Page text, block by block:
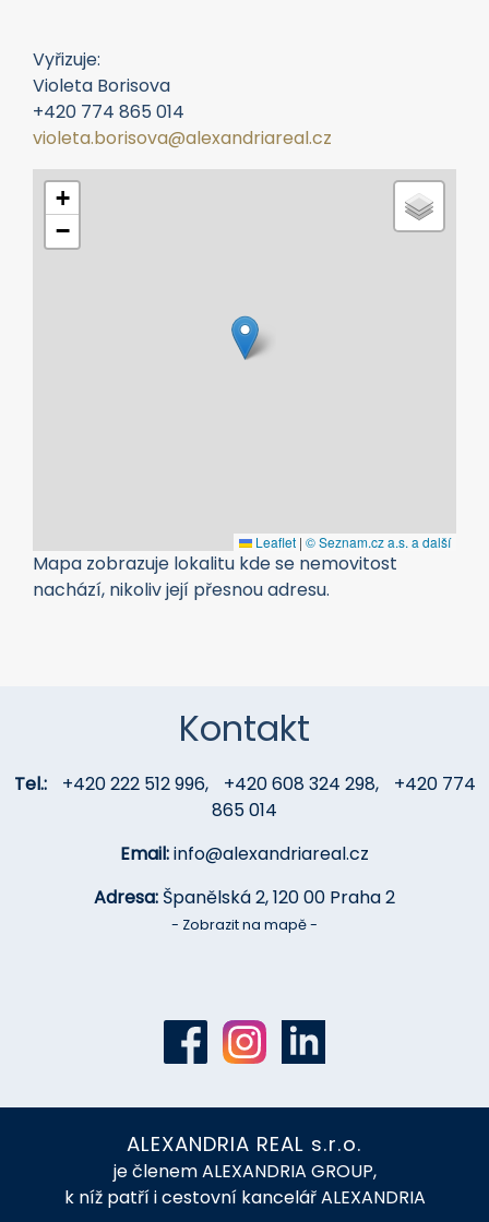
Vyřizuje:
Violeta Borisova
+420 774 865 014
violeta.borisova@alexandriareal.cz
+
−
Leaflet | © Seznam.cz a.s. a další
Mapa zobrazuje lokalitu kde se nemovitost
nachází, nikoliv její přesnou adresu.
Kontakt
Tel.: +420 222 512 996, +420 608 324 298,
+420 774
865 014
Email:info@alexandriareal.cz
Adresa: Španělská 2, 120 00 Praha 2
- Zobrazit na mapě -
ALEXANDRIA REAL s.r.o.
je členem ALEXANDRIA GROUP,
k níž patří i cestovní kancelář ALEXANDRIA